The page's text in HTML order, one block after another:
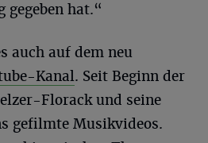
gegeben hat.“
auch auf dem neu
Kanal. Seit Beginn der
Florack und seine
gefilmte Musikvideos.